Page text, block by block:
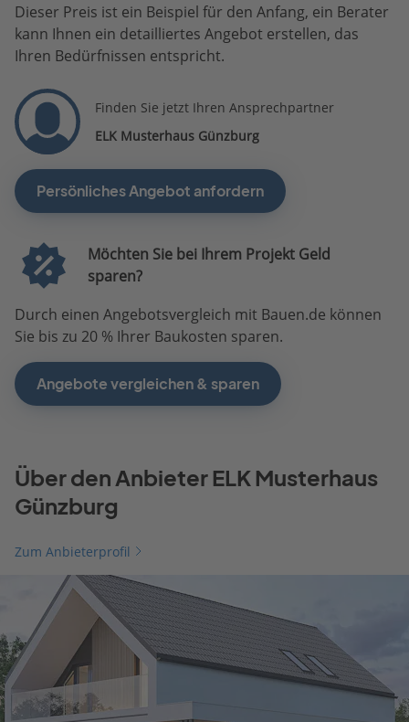
Dieser Preis ist ein Beispiel für den Anfang, ein Berater
kann Ihnen ein detailliertes Angebot erstellen, das
Ihren Bedürfnissen entspricht.
Finden Sie jetzt Ihren Ansprechpartner
ELK Musterhaus Günzburg
Persönliches Angebot anfordern
Möchten Sie bei Ihrem Projekt Geld
sparen?
Durch einen Angebotsvergleich mit Bauen.de können
Sie bis zu 20 % Ihrer Baukosten sparen.
Angebote vergleichen & sparen
Über den Anbieter ELK Musterhaus
Günzburg
Zum Anbieterprofil